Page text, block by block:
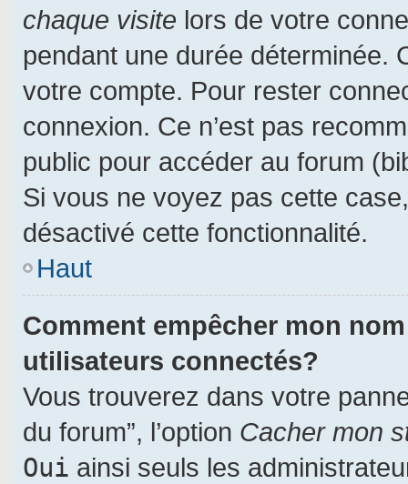
chaque visite lors de votre
pendant une durée déterminée.
votre compte. Pour rester
connexion. Ce n’est pas
public pour accéder au forum
Si vous ne voyez pas cette
désactivé cette fonctionnalité.
Haut
Comment empêcher mon
utilisateurs connectés?
Vous trouverez dans votre
du forum”, l’option Cacher mon
Oui ainsi seuls les